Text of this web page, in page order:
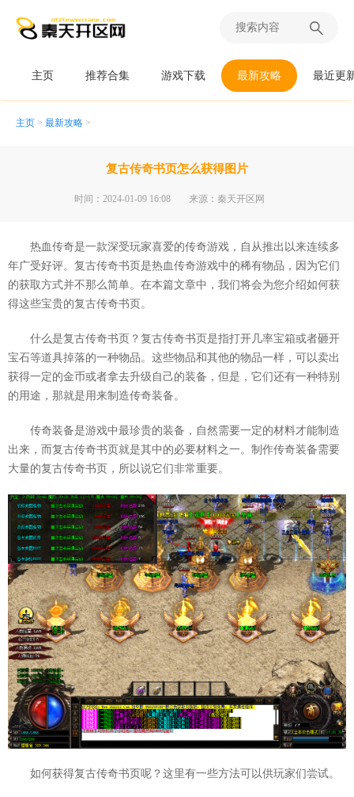
主页 推荐合集 游戏下载 最新攻略 最近更
主页 > 最新攻略 >
复古传奇书页怎么获得图片
时间：2024-01-09 16:08 来源：秦天开区网
热血传奇是一款深受玩家喜爱的传奇游戏，自从推出以来连续多
年广受好评。复古传奇书页是热血传奇游戏中的稀有物品，因为它们
的获取方式并不那么简单。在本篇文章中，我们将会为您介绍如何获
得这些宝贵的复古传奇书页。
什么是复古传奇书页？复古传奇书页是指打开几率宝箱或者砸开
宝石等道具掉落的一种物品。这些物品和其他的物品一样，可以卖出
获得一定的金币或者拿去升级自己的装备，但是，它们还有一种特别
的用途，那就是用来制造传奇装备。
传奇装备是游戏中最珍贵的装备，自然需要一定的材料才能制造
出来，而复古传奇书页就是其中的必要材料之一。制作传奇装备需要
大量的复古传奇书页，所以说它们非常重要。
如何获得复古传奇书页呢？这里有一些方法可以供玩家们尝试。